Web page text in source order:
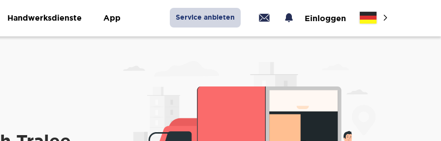
Handwerksdienste App Service anbieten Einloggen